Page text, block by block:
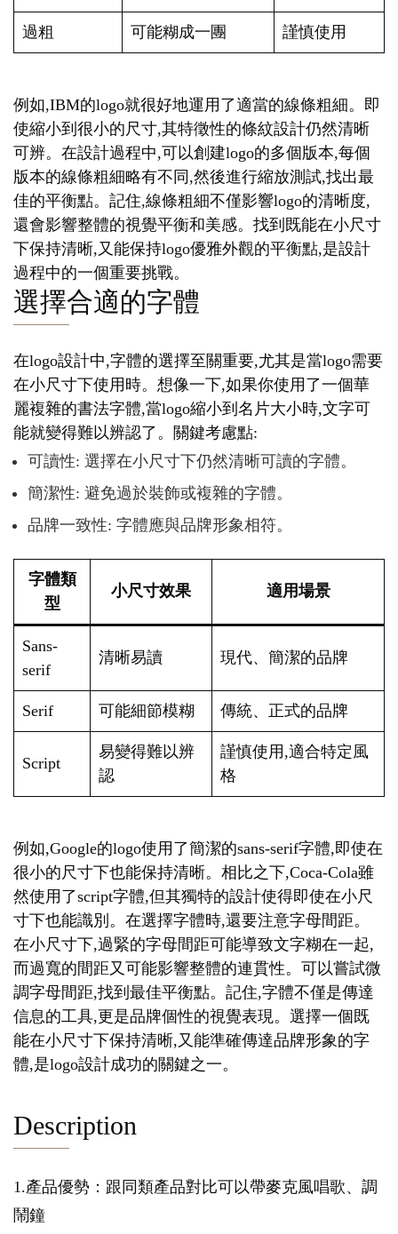
過粗 可能糊成一團 謹慎使用
例如,IBM的logo就很好地運用了適當的線條粗細。即
使縮小到很小的尺寸,其特徵性的條紋設計仍然清晰
可辨。在設計過程中,可以創建logo的多個版本,每個
版本的線條粗細略有不同,然後進行縮放測試,找出最
佳的平衡點。記住,線條粗細不僅影響logo的清晰度,
還會影響整體的視覺平衡和美感。找到既能在小尺寸
下保持清晰,又能保持logo優雅外觀的平衡點,是設計
過程中的一個重要挑戰。
選擇合適的字體
在logo設計中,字體的選擇至關重要,尤其是當logo需要
在小尺寸下使用時。想像一下,如果你使用了一個華
麗複雜的書法字體,當logo縮小到名片大小時,文字可
能就變得難以辨認了。關鍵考慮點:
可讀性: 選擇在小尺寸下仍然清晰可讀的字體。
簡潔性: 避免過於裝飾或複雜的字體。
品牌一致性: 字體應與品牌形象相符。
字體類
型
小尺寸效果 適用場景
Sans-
serif
清晰易讀 現代、簡潔的品牌
Serif 可能細節模糊 傳統、正式的品牌
Script
易變得難以辨
認
謹慎使用,適合特定風
格
例如,Google的logo使用了簡潔的sans-serif字體,即使在
很小的尺寸下也能保持清晰。相比之下,Coca-Cola雖
然使用了script字體,但其獨特的設計使得即使在小尺
寸下也能識別。在選擇字體時,還要注意字母間距。
在小尺寸下,過緊的字母間距可能導致文字糊在一起,
而過寬的間距又可能影響整體的連貫性。可以嘗試微
調字母間距,找到最佳平衡點。記住,字體不僅是傳達
信息的工具,更是品牌個性的視覺表現。選擇一個既
能在小尺寸下保持清晰,又能準確傳達品牌形象的字
體,是logo設計成功的關鍵之一。
Description
1.產品優勢：跟同類產品對比可以帶麥克風唱歌、調
鬧鐘